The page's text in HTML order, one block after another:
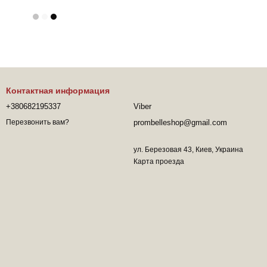
Контактная информация
+380682195337
Перезвонить вам?
Viber
prombelleshop@gmail.com
ул. Березовая 43, Киев, Украина
Карта проезда